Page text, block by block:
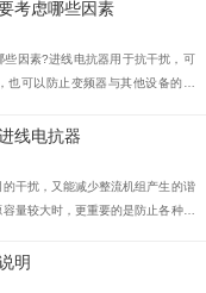
考虑哪些因素
因素?进线电抗器用于抗干扰，可
也可以防止变频器与其他设备的干
线电抗器
干扰，又能减少整流机组产生的谐
量较大时，更重要的是防止各种过
电抗器有利于改善逆变器的运行。
明